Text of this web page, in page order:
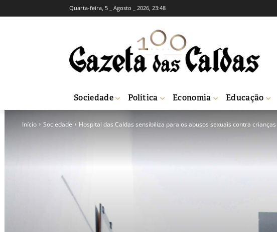
Quarta-feira, 5 _ Agosto _ 2026, 23:48
Sociedade Política Economia Educação
Início Sociedade Hospital das Caldas sensibiliza para os abusos sexuais contra crianças